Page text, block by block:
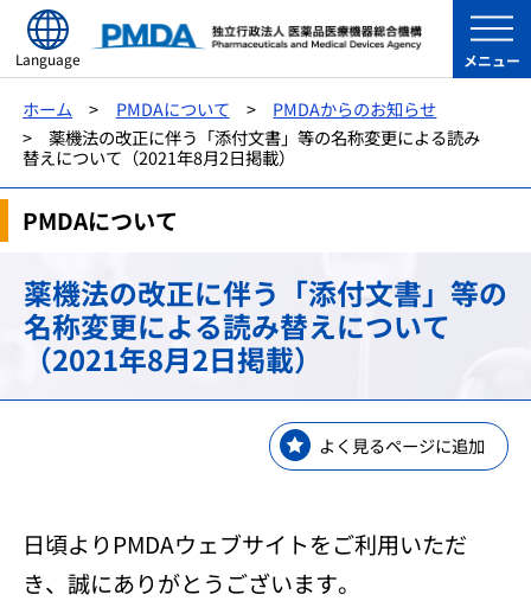
Language メニュー
ホーム PMDAについて
PMDAからのお知らせ
薬機法の改正に伴う「添付文書」等の名称変更による読み
替えについて（2021年8月2日掲載）
PMDAについて
薬機法の改正に伴う「添付文書」等の
名称変更による読み替えについて
（2021年8月2日掲載）
よく見るページに追加
日頃よりPMDAウェブサイトをご利用いただ
き、誠にありがとうございます。